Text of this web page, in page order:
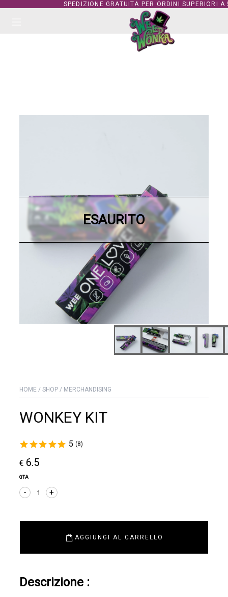
SPEDIZIONE GRATUITA PER ORDINI SUPERIORI A
ESAURITO
HOME / SHOP / MERCHANDISING
WONKEY KIT
5 (8)
€ 6.5
QTA
- 1 +
AGGIUNGI AL CARRELLO
Descrizione :